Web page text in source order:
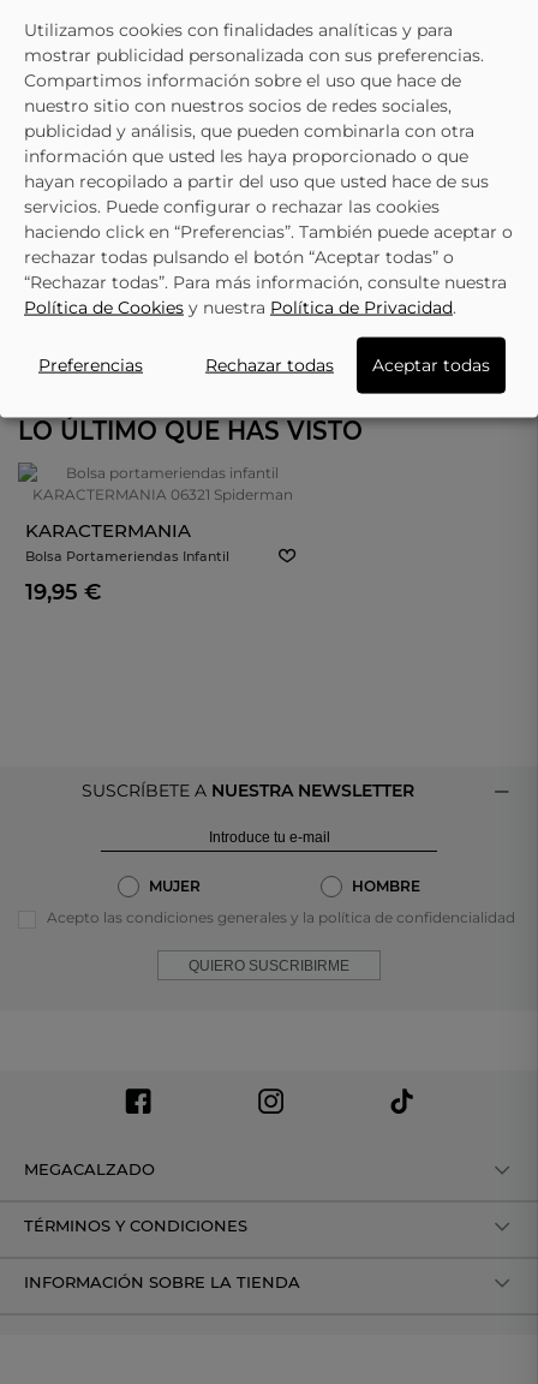
LO ÚLTIMO QUE HAS VISTO
KARACTERMANIA
Bolsa Portameriendas Infantil
KARACTERMANIA 06321 Spiderman
19,95 €
SUSCRÍBETE A NUESTRA NEWSLETTER
MUJER
HOMBRE
Acepto las condiciones generales y la política de confidencialidad
QUIERO SUSCRIBIRME
MEGACALZADO
TÉRMINOS Y CONDICIONES
INFORMACIÓN SOBRE LA TIENDA
Utilizamos cookies con finalidades analíticas y para
mostrar publicidad personalizada con sus preferencias.
Compartimos información sobre el uso que hace de
nuestro sitio con nuestros socios de redes sociales,
publicidad y análisis, que pueden combinarla con otra
información que usted les haya proporcionado o que
hayan recopilado a partir del uso que usted hace de sus
servicios. Puede configurar o rechazar las cookies
haciendo click en “Preferencias”. También puede aceptar o
rechazar todas pulsando el botón “Aceptar todas” o
“Rechazar todas”. Para más información, consulte nuestra
Política de Cookies y nuestra Política de Privacidad.
Preferencias Rechazar todas Aceptar todas